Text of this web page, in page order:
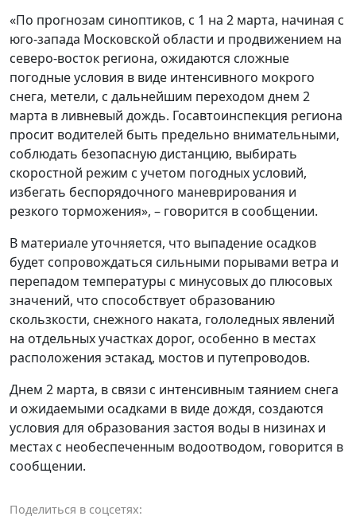
«По прогнозам синоптиков, с 1 на 2 марта, начиная с
юго-запада Московской области и продвижением на
северо-восток региона, ожидаются сложные
погодные условия в виде интенсивного мокрого
снега, метели, с дальнейшим переходом днем 2
марта в ливневый дождь. Госавтоинспекция региона
просит водителей быть предельно внимательными,
соблюдать безопасную дистанцию, выбирать
скоростной режим с учетом погодных условий,
избегать беспорядочного маневрирования и
резкого торможения», – говорится в сообщении.
В материале уточняется, что выпадение осадков
будет сопровождаться сильными порывами ветра и
перепадом температуры с минусовых до плюсовых
значений, что способствует образованию
скользкости, снежного наката, гололедных явлений
на отдельных участках дорог, особенно в местах
расположения эстакад, мостов и путепроводов.
Днем 2 марта, в связи с интенсивным таянием снега
и ожидаемыми осадками в виде дождя, создаются
условия для образования застоя воды в низинах и
местах с необеспеченным водоотводом, говорится в
сообщении.
Поделиться в соцсетях: